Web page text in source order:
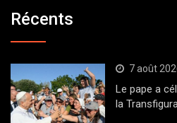
Récents
7 août
Le pape a
la